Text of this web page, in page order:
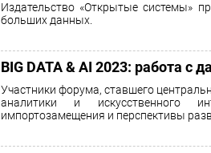
Издательство «Открытые системы»
больших данных.
BIG DATA & AI 2023: работа с
Участники форума, ставшего
аналитики и искусственного
импортозамещения и перспективы